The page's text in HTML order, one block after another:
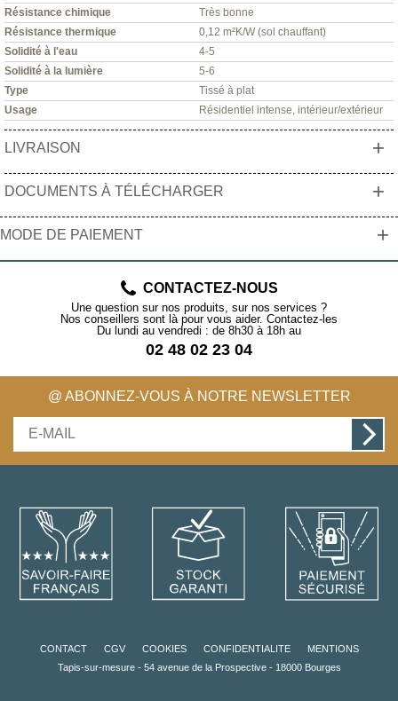
Résistance chimique
Très bonne
Résistance thermique
0,12 m²K/W (sol chauffant)
Solidité à l'eau
4-5
Solidité à la lumière
5-6
Type
Tissé à plat
Usage
Résidentiel intense, intérieur/extérieur
LIVRAISON +
DOCUMENTS À TÉLÉCHARGER +
MODE DE PAIEMENT +
CONTACTEZ-NOUS
Une question sur nos produits, sur nos services ?
Nos conseillers sont là pour vous aider. Contactez-les
Du lundi au vendredi : de 8h30 à 18h au
02 48 02 23 04
@ ABONNEZ-VOUS À NOTRE NEWSLETTER
CONTACT CGV COOKIES CONFIDENTIALITE
MENTIONS
Tapis-sur-mesure - 54 avenue de la Prospective - 18000 Bourges